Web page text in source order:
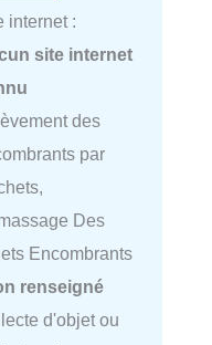
internet :
site internet
des
par
Des
Encombrants
renseigné
d'objet ou